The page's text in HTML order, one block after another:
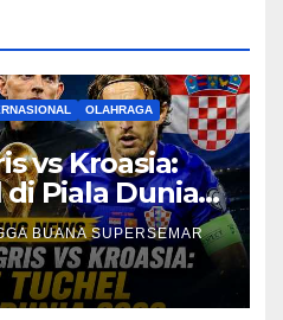
OLAHRAGA
vs Kroasia:
Piala Dunia
BUANA SUPERSEMAR